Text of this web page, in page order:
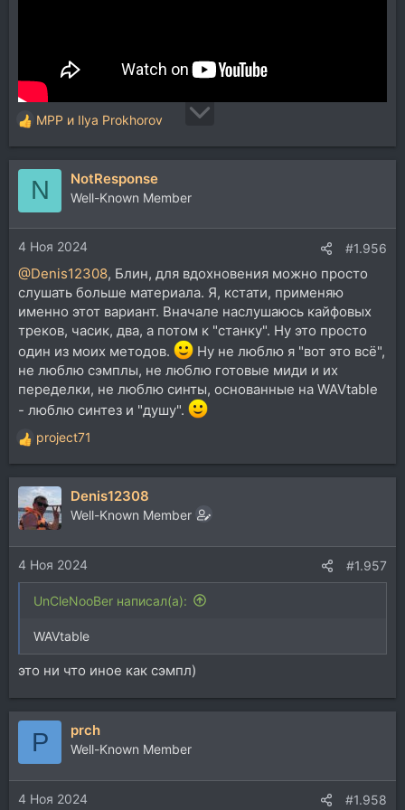
Р
е
а
и
и
:
MPP и Ilya Prokhorov
N NotResponse
Well-Known Member
4 Ноя 2024 #1.956
@Denis12308, Блин, для вдохновения можно просто
слушать больше материала. Я, кстати, применяю
именно этот вариант. Вначале наслушаюсь кайфовых
треков, часик, два, а потом к "станку". Ну это просто
один из моих методов.
Ну не люблю я "вот это всё",
не люблю сэмплы, не люблю готовые миди и их
переделки, не люблю синты, основанные на WAVtable
- люблю синтез и "душу".
Р
е
а
к
ц
и
и
:
project71
Denis12308
Well-Known Member
4 Ноя 2024 #1.957
UnCleNooBer написал(а):
WAVtable
это ни что иное как сэмпл)
P prch
Well-Known Member
4 Ноя 2024 #1.958